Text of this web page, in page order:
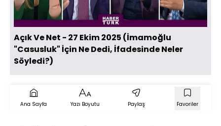
Açık Ve Net - 27 Ekim 2025 (İmamoğlu
"Casusluk" İçin Ne Dedi, İfadesinde Neler
Söyledi?)
Ana Sayfa Yazı Boyutu Paylaş Favoriler